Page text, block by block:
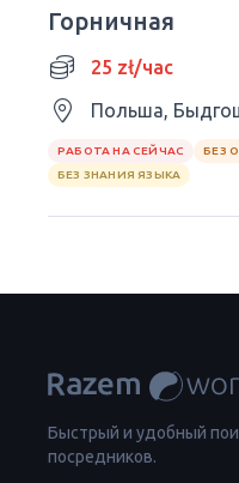
Горничная
25 zł/час
Польша,
РАБОТА НА СЕЙЧАС БЕЗ
БЕЗ ЗНАНИЯ ЯЗЫКА
Быстрый и удобный
посредников.